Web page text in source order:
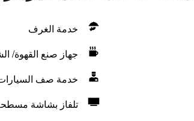
خدمة الغرف
جهاز صنع القهوة/
خدمة صف
تلفاز بشاشة